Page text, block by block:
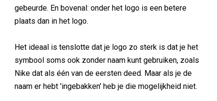
gebeurde. En bovenal: onder het logo is een betere
plaats dan in het logo.
Het ideaal is tenslotte dat je logo zo sterk is dat je het
symbool soms ook zonder naam kunt gebruiken, zoals
Nike dat als één van de eersten deed. Maar als je de
naam er hebt 'ingebakken' heb je die mogelijkheid niet.